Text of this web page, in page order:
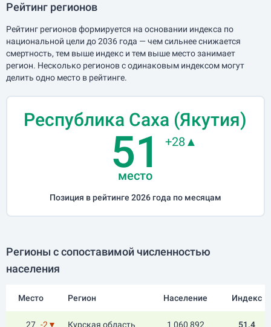
Рейтинг регионов
Рейтинг регионов формируется на основании индекса по
национальной цели до 2036 года — чем сильнее снижается
смертность, тем выше индекс и тем выше место занимает
регион. Несколько регионов с одинаковым индексом могут
делить одно место в рейтинге.
Республика Саха (Якутия)
51
место
+28▲
Позиция в рейтинге 2026 года по месяцам
Регионы с сопоставимой численностью
населения
Место Регион Население Индекс
27 -2▼ Курская область 1 060 892 51.4